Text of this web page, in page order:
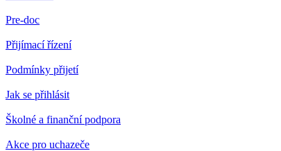
Pre-doc
Přijímací řízení
Podmínky přijetí
Jak se přihlásit
Školné a finanční podpora
Akce pro uchazeče